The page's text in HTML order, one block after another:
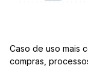
Caso de uso mais
compras,